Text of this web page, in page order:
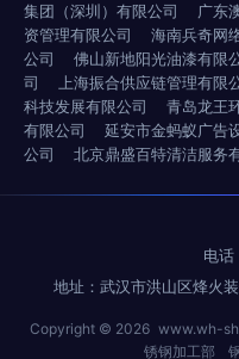
集团（深圳）有限公司
广东
资管理有限公司
海南兵奇网
公司
佛山新地阳光油漆有限
司
上海振合供应链管理有限
科技发展有限公司
青岛龙王
有限公司
延安市金蚂蚁广告
公司
北京鼎盛百特清洁服务
电
地址：武汉市洪山区烽火
Copyright © 2026 www.wh-
锈钢加工部